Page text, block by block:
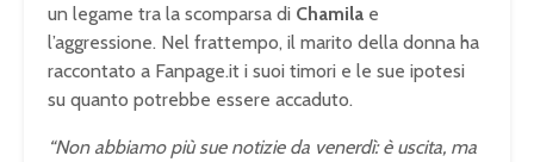
un legame tra la scomparsa di Chamila e
l’aggressione. Nel frattempo, il marito della donna ha
raccontato a Fanpage.it i suoi timori e le sue ipotesi
su quanto potrebbe essere accaduto.
“Non abbiamo più sue notizie da venerdì: è uscita, ma